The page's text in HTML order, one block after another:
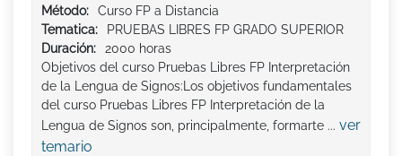
Método:
Curso FP a Distancia
Tematica:
PRUEBAS LIBRES FP GRADO SUPERIOR
Duración:
2000 horas
Objetivos del curso Pruebas Libres FP Interpretación
de la Lengua de Signos:Los objetivos fundamentales
del curso Pruebas Libres FP Interpretación de la
Lengua de Signos son, principalmente, formarte ... ver
temario